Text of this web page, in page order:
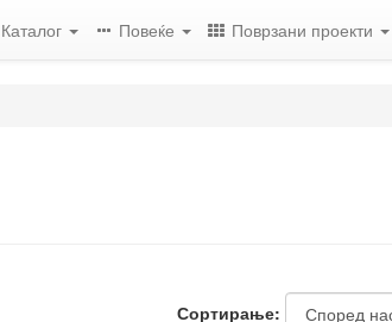
Каталог Повеќе Поврзани проекти
Сортирање: